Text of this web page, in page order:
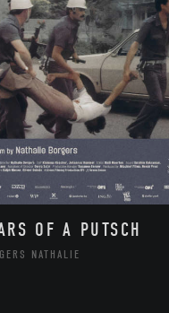
OF A PUTSCH
NATHALIE